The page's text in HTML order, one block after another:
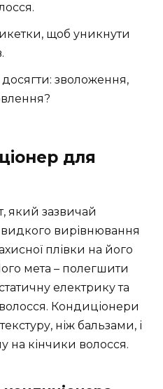
щоб уникнути
зволоження,
для
який зазвичай
вирівнювання
плівки на його
мета – полегшити
електрику та
Кондиціонери
ніж бальзами, і
на кінчики волосся.